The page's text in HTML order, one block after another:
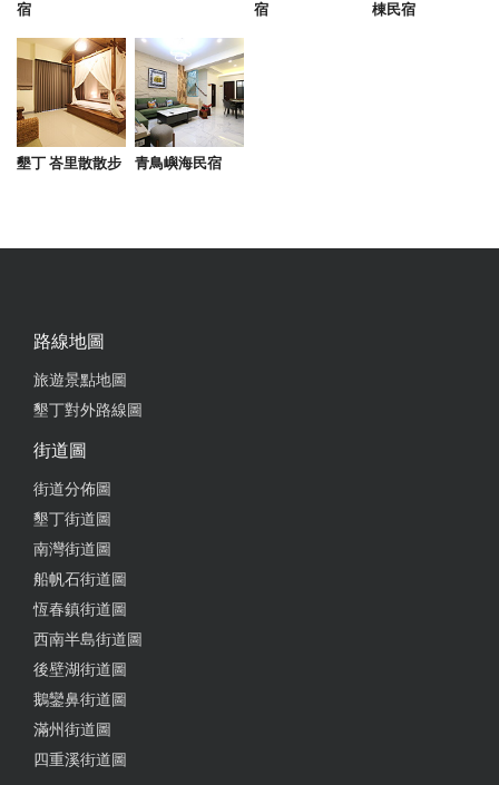
2025-10-19 15:47:43
我們在恆春旅遊時吃了兩次，冰量和糖度都可以調
他們的做法蠻傳統的裡面的綠豆蒜，確實顆粒很小吃
起來蠻香的你說沒有特別聽你說這是綠豆的話不可能
細的哪裡買的啊裡面加一些印花生酸硬花生數量好
少，因為加多加一點是的太少了，然後裡面還有一個
不知道是什麼樣子？口味的？不知道粉圓？或者是什
麼也不錯整體來說非常古早傳統味裡面還有紅豆買好
花生可以請老闆多加一點 很香唷 裡面好像有桂圓 可
以考慮叫老闆加多一些 綜合的綠豆蒜有點少，可以請
宿
宿
棟民宿
墾丁 峇里散散步 青鳥嶼海民宿
路線地圖
旅遊景點地圖
墾丁對外路線圖
街道圖
街道分佈圖
墾丁街道圖
南灣街道圖
船帆石街道圖
恆春鎮街道圖
西南半島街道圖
後壁湖街道圖
鵝鑾鼻街道圖
滿州街道圖
四重溪街道圖